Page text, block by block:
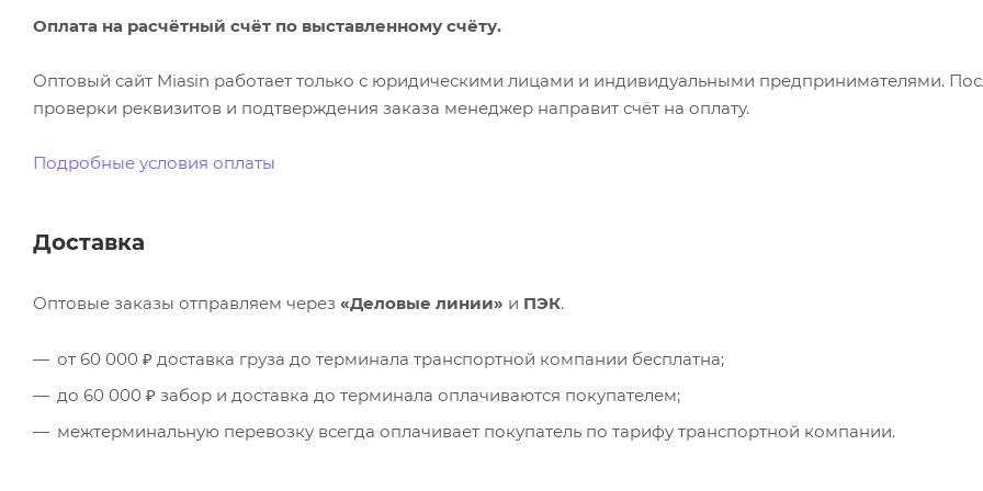
Оплата на расчётный счёт по выставленному счёту.
Оптовый сайт Miasin работает только с юридическими лицами и индивидуальными предпринимателями.
проверки реквизитов и подтверждения заказа менеджер направит счёт на оплату.
Подробные условия оплаты
Доставка
Оптовые заказы отправляем через «Деловые линии» и ПЭК.
от 60 000 ₽ доставка груза до терминала транспортной компании бесплатна;
до 60 000 ₽ забор и доставка до терминала оплачиваются покупателем;
межтерминальную перевозку всегда оплачивает покупатель по тарифу транспортной компании.